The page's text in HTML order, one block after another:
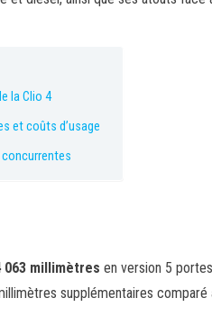
la Clio 4
et coûts d’usage
063 millimètres en version 5
supplémentaires comparé